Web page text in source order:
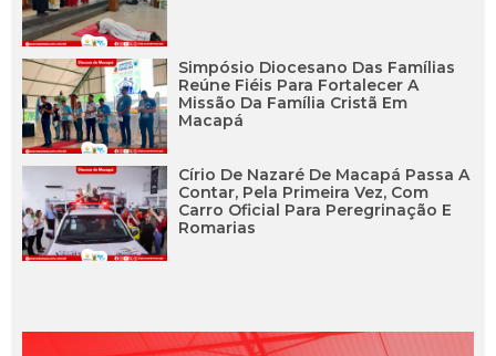
Simpósio Diocesano Das Famílias
Reúne Fiéis Para Fortalecer A
Missão Da Família Cristã Em
Macapá
Círio De Nazaré De Macapá Passa A
Contar, Pela Primeira Vez, Com
Carro Oficial Para Peregrinação E
Romarias